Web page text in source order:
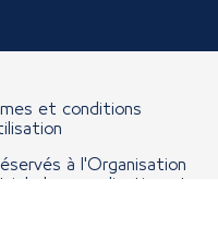
et conditions
à l'Organisation